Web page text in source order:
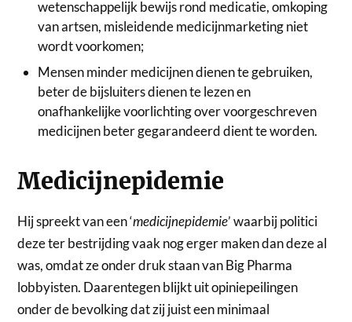
wetenschappelijk bewijs rond medicatie, omkoping
van artsen, misleidende medicijnmarketing niet
wordt voorkomen;
Mensen minder medicijnen dienen te gebruiken,
beter de bijsluiters dienen te lezen en
onafhankelijke voorlichting over voorgeschreven
medicijnen beter gegarandeerd dient te worden.
Medicijnepidemie
Hij spreekt van een ‘medicijnepidemie’ waarbij politici
deze ter bestrijding vaak nog erger maken dan deze al
was, omdat ze onder druk staan van Big Pharma
lobbyisten. Daarentegen blijkt uit opiniepeilingen
onder de bevolking dat zij juist een minimaal